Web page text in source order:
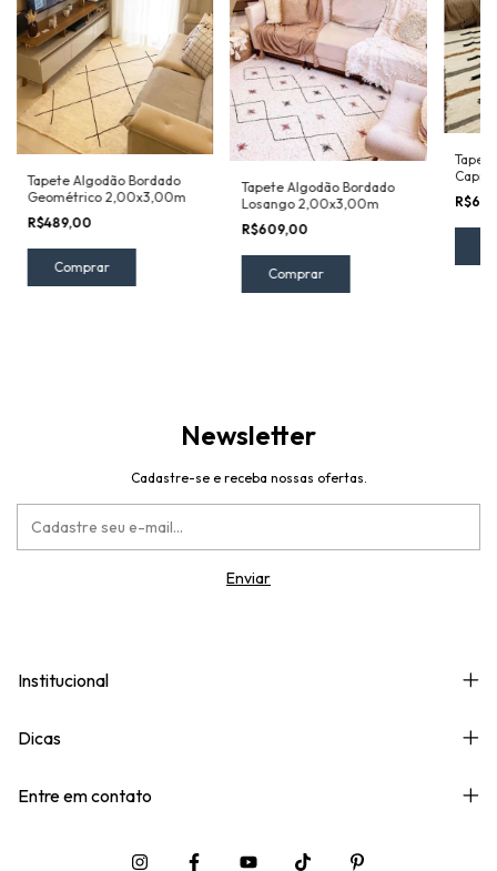
Tapete Algodão Bordado
Geométrico 2,00x3,00m
R$489,00
Tapete Algodão Bordado
Losango 2,00x3,00m
R$609,00
Capri
Newsletter
Cadastre-se e receba nossas ofertas.
Institucional
Dicas
Entre em contato